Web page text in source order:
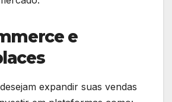
e
expandir suas vendas